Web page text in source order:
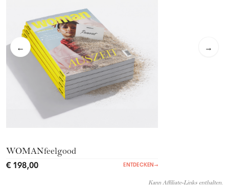
← →
WOMANfeelgood
€ 198,00 ENTDECKEN →
Kann Affiliate-Links enthalten.